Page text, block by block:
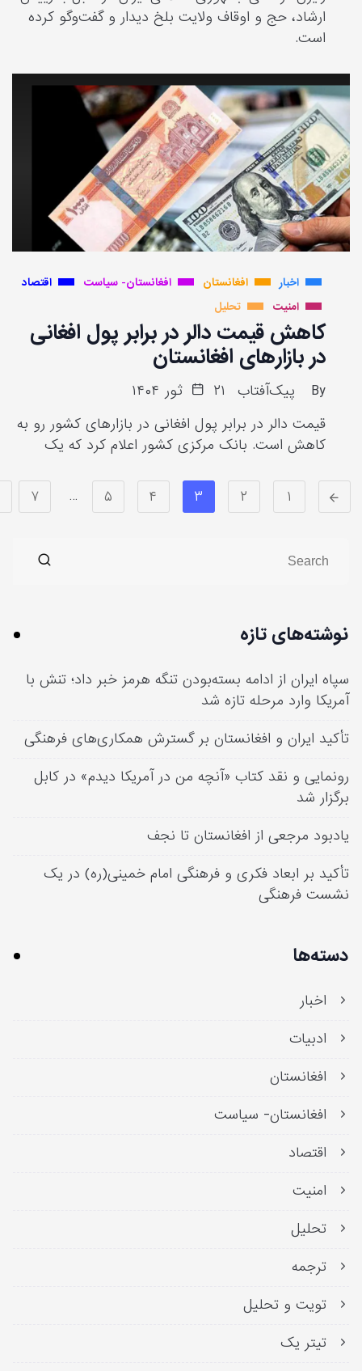
ارشاد، حج و اوقاف ولایت بلخ دیدار و گفت‌وگو کرده
است.
اخبار افغانستان افغانستان- سیاست
اقتصاد
امنیت
تحلیل
کاهش قیمت دالر در برابر پول افغانی
در بازارهای افغانستان
پیک‌آفتاب ۲۱ ثور ۱۴۰۴
قیمت دالر در برابر پول افغانی در بازارهای کشور رو به‌
کاهش است. بانک مرکزی کشور اعلام کرد که یک
تازه
ایران از ادامه بسته‌بودن تنگه هرمز خبر داد؛ تنش با
وارد مرحله تازه شد
ایران و افغانستان بر گسترش همکاری‌های فرهنگی
و نقد کتاب «آنچه من در آمریکا دیدم» در کابل
شد
مرجعی از افغانستان تا نجف
بر ابعاد فکری و فرهنگی امام خمینی(ره) در یک
فرهنگی
اخبار
ادبیات
افغانستان
افغانستان- سیاست
اقتصاد
امنیت
تحلیل
ترجمه
تویت و تحلیل
تیتر یک